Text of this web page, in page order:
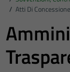
/ Atti Di Concessione